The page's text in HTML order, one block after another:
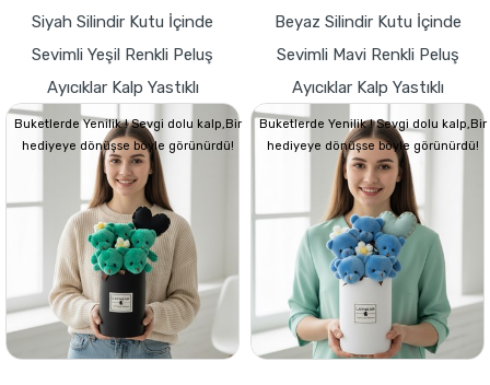
Siyah Silindir Kutu İçinde
Sevimli Yeşil Renkli Peluş
Ayıcıklar Kalp Yastıklı
Buketlerde Yenilik ! Sevgi dolu kalp,Bir
hediyeye dönüşse böyle görünürdü!
Beyaz Silindir Kutu İçinde
Sevimli Mavi Renkli Peluş
Ayıcıklar Kalp Yastıklı
Buketlerde Yenilik ! Sevgi dolu kalp,Bir
hediyeye dönüşse böyle görünürdü!